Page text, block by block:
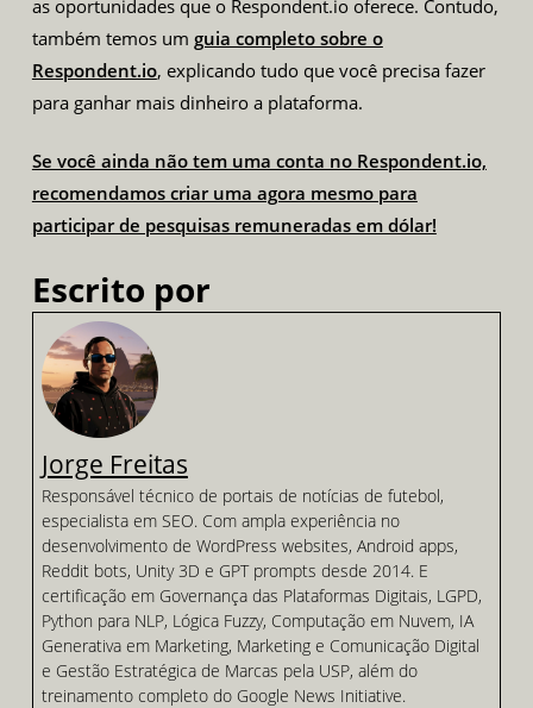
as oportunidades que o Respondent.io oferece. Contudo,
também temos um guia completo sobre o
Respondent.io, explicando tudo que você precisa fazer
para ganhar mais dinheiro a plataforma.
Se você ainda não tem uma conta no Respondent.io,
recomendamos criar uma agora mesmo para
participar de pesquisas remuneradas em dólar!
Escrito por
Jorge Freitas
Responsável técnico de portais de notícias de futebol,
especialista em SEO. Com ampla experiência no
desenvolvimento de WordPress websites, Android apps,
Reddit bots, Unity 3D e GPT prompts desde 2014. E
certificação em Governança das Plataformas Digitais, LGPD,
Python para NLP, Lógica Fuzzy, Computação em Nuvem, IA
Generativa em Marketing, Marketing e Comunicação Digital
e Gestão Estratégica de Marcas pela USP, além do
treinamento completo do Google News Initiative.